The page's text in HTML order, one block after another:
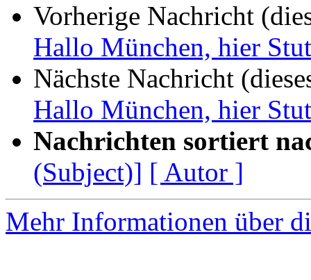
Vorherige Nachricht
Hallo München, hier
Nächste Nachricht
Hallo München, hier
Nachrichten sortiert
(Subject)] [ Autor ]
Mehr Informationen über